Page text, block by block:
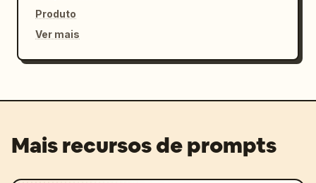
Produto
Ver mais
Mais recursos de prompts